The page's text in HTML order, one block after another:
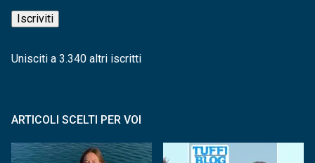
mail
Iscriviti
Unisciti a 3.340 altri iscritti
ARTICOLI SCELTI PER VOI